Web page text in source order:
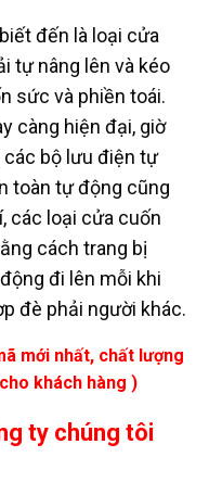
đến là loại cửa
tự nâng lên và kéo
sức và phiền toái.
càng hiện đại, giờ
bộ lưu điện tự
toàn tự động cũng
các loại cửa cuốn
cách trang bị
đi lên mỗi khi
đè phải người khác.
mới nhất, chất lượng
khách hàng )
ty chúng tôi